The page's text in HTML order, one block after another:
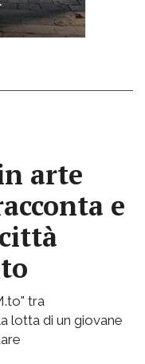
arte
e
tra
lotta di un giovane